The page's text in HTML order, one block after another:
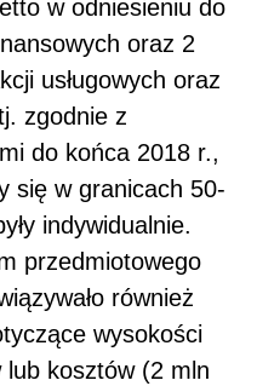
w odniesieniu do
oraz 2
usługowych oraz
zgodnie z
do końca 2018 r.,
się w granicach 50-
indywidualnie.
przedmiotowego
również
wysokości
kosztów (2 mln